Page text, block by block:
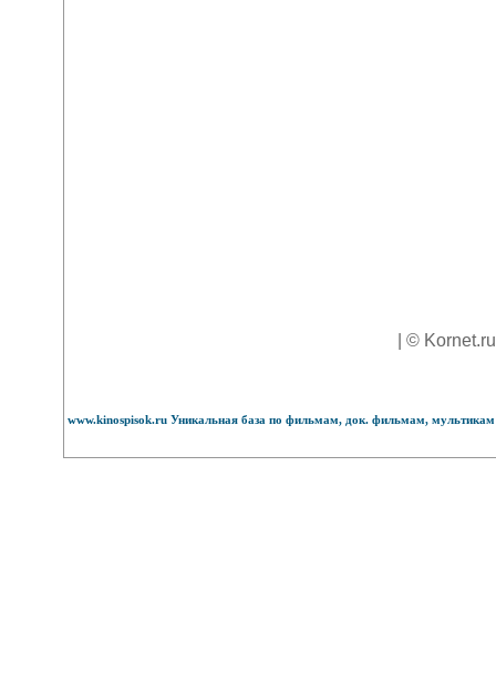
| ©
www.kinospisok.ru Уникальная база по фильмам, док. фильмам,